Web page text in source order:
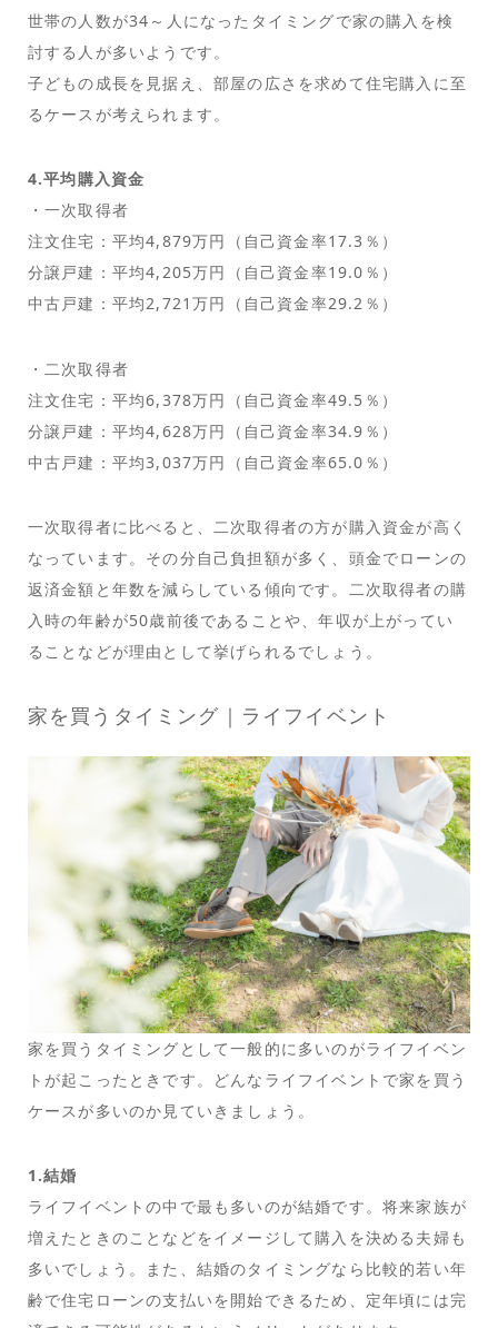
世帯の人数が34～人になったタイミングで家の購入を検
討する人が多いようです。
子どもの成長を見据え、部屋の広さを求めて住宅購入に至
るケースが考えられます。
4.平均購入資金
・一次取得者
注文住宅：平均4,879万円（自己資金率17.3％）
分譲戸建：平均4,205万円（自己資金率19.0％）
中古戸建：平均2,721万円（自己資金率29.2％）
・二次取得者
注文住宅：平均6,378万円（自己資金率49.5％）
分譲戸建：平均4,628万円（自己資金率34.9％）
中古戸建：平均3,037万円（自己資金率65.0％）
一次取得者に比べると、二次取得者の方が購入資金が高く
なっています。その分自己負担額が多く、頭金でローンの
返済金額と年数を減らしている傾向です。二次取得者の購
入時の年齢が50歳前後であることや、年収が上がってい
ることなどが理由として挙げられるでしょう。
家を買うタイミング｜ライフイベント
家を買うタイミングとして一般的に多いのがライフイベン
トが起こったときです。どんなライフイベントで家を買う
ケースが多いのか見ていきましょう。
1.結婚
ライフイベントの中で最も多いのが結婚です。将来家族が
増えたときのことなどをイメージして購入を決める夫婦も
多いでしょう。また、結婚のタイミングなら比較的若い年
齢で住宅ローンの支払いを開始できるため、定年頃には完